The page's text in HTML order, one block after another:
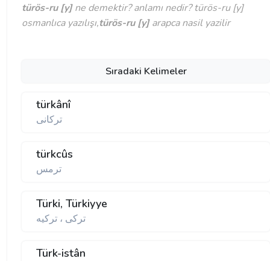
türös-ru [y]ne demektir? anlamı nedir? türös-ru [y]
osmanlıca yazılışı,türös-ru [y]arapca nasil yazilir
Sıradaki Kelimeler
türkânî
تركانی
türkcûs
ترمس
Türki, Türkiyye
تركی ، تركيه
Türk-istân